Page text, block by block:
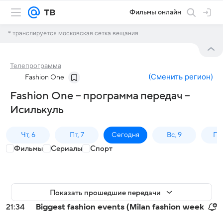
Фильмы онлайн
* транслируется московская сетка вещания
Телепрограмма
Fashion One (Сменить регион)
Fashion One – программа передач –
Исилькуль
Чт, 6 Пт, 7 Сегодня Вс, 9
Фильмы Сериалы Спорт
Показать прошедшие передачи
21:34
Biggest fashion events (Milan fashion week